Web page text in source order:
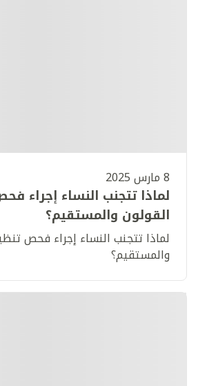
8 مارس 2025
لماذا تتجنب النساء إجراء
القولون والمستقيم؟
لماذا تتجنب النساء إجراء فحص
والمستقيم؟​